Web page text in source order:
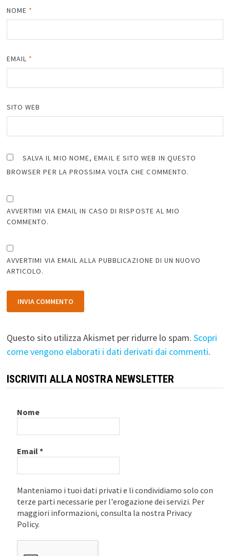
NOME *
EMAIL *
SITO WEB
SALVA IL MIO NOME, EMAIL E SITO WEB IN QUESTO
BROWSER PER LA PROSSIMA VOLTA CHE COMMENTO.
AVVERTIMI VIA EMAIL IN CASO DI RISPOSTE AL MIO
COMMENTO.
AVVERTIMI VIA EMAIL ALLA PUBBLICAZIONE DI UN NUOVO
ARTICOLO.
Questo sito utilizza Akismet per ridurre lo spam. Scopri
come vengono elaborati i dati derivati dai commenti.
ISCRIVITI ALLA NOSTRA NEWSLETTER
Nome
Email*
Manteniamo i tuoi dati privati e li condividiamo solo con
terze parti necessarie per l'erogazione dei servizi. Per
maggiori informazioni, consulta la nostra Privacy
Policy.